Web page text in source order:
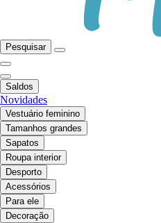
Pesquisar
Saldos
Novidades
Vestuário feminino
Tamanhos grandes
Sapatos
Roupa interior
Desporto
Acessórios
Para ele
Decoração